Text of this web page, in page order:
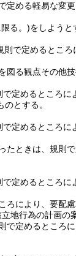
定める軽易な変
る。)をしようと
則で定めるとこ
る観点その他
定めるところ
とする。
定めるところ
たときは、規則
定めるところ
により、要配
地行為の計画の
で定めるところ